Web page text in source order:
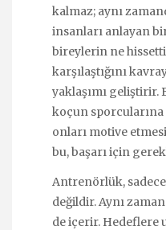
kalmaz; aynı
insanları anlayan
bireylerin ne
karşılaştığını
yaklaşımı geliştirir.
koçun
onları motive
bu, başarı için
Antrenörlük,
değildir. Aynı
de içerir. Hedeflere